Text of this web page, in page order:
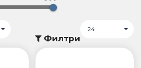
24
Филтри